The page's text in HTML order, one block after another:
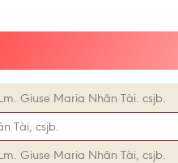
Giuse Maria Nhân Tài. csjb.
Tài, csjb.
Giuse Maria Nhân Tài, csjb.